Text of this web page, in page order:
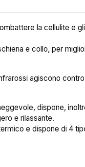
la cellulite e
e collo, per
agiscono
dispone,
e rilassante.
e dispone di 4